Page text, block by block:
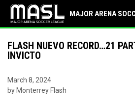
MAJOR ARENA
FLASH NUEVO RECORD…21
INVICTO
March 8, 2024
by Monterrey Flash